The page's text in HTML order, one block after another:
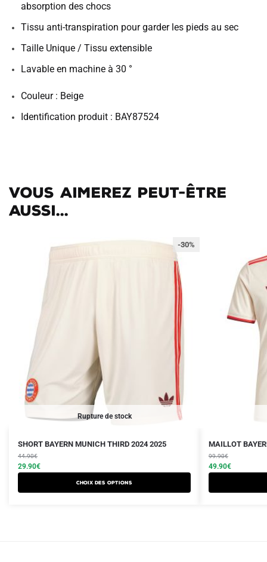
absorption des chocs
Tissu anti-transpiration pour garder les pieds au sec
Taille Unique / Tissu extensible
Lavable en machine à 30 °
Couleur : Beige
Identification produit : BAY87524
Vous aimerez peut-être
aussi...
Rupture de stock
-30%
SHORT BAYERN MUNICH THIRD 2024 2025
44.90€
Le
prix
initial
était :
29.90€
Le
prix
actuel
est :
Choix des options
Ce
produit
a
MAILLOT
99.90€
Le
prix
initial
était :
49.90€
Le
prix
actuel
est :
Ce
produit
a